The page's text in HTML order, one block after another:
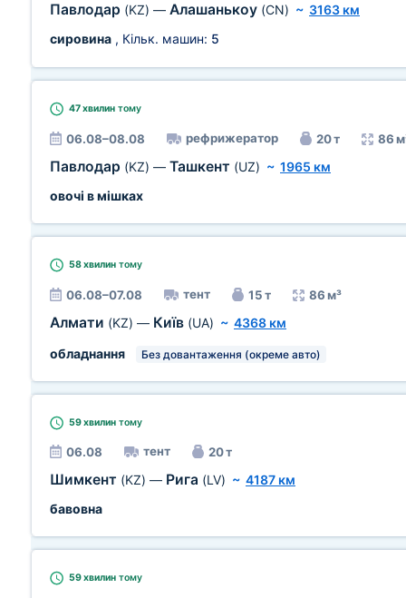
Павлодар (KZ) — Алашанькоу (CN) ~ 3163 км
сировина , Кільк. машин: 5
47 хвилин тому
06.08–08.08 рефрижератор 20 т 86
Павлодар (KZ) — Ташкент (UZ) ~ 1965 км
овочі в мішках
58 хвилин тому
06.08–07.08 тент 15 т 86 м³
Алмати (KZ) — Київ (UA) ~ 4368 км
обладнання
Без довантаження (окреме авто)
59 хвилин тому
06.08 тент 20 т
Шимкент (KZ) — Рига (LV) ~ 4187 км
бавовна
59 хвилин тому